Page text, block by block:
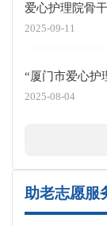
爱心护理院骨
2025-09-11
“厦门市爱心护
2025-08-04
助老志愿服